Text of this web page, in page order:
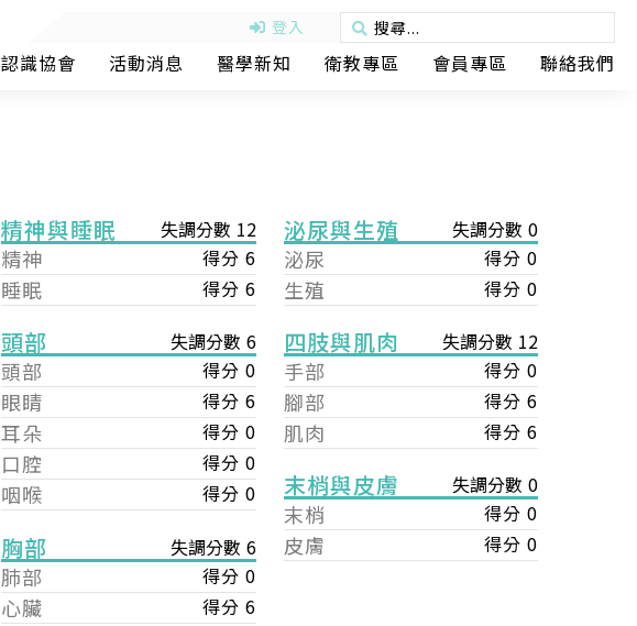
登入
認識協會 活動消息 醫學新知 衛教專區 會員專區 聯絡我們
精神與睡眠 失調分數 12
精神 得分 6
睡眠 得分 6
頭部 失調分數 6
頭部 得分 0
眼睛 得分 6
耳朵 得分 0
口腔 得分 0
咽喉 得分 0
胸部 失調分數 6
肺部 得分 0
心臟 得分 6
泌尿與生殖 失調分數 0
泌尿 得分 0
生殖 得分 0
四肢與肌肉 失調分數 12
手部 得分 0
腳部 得分 6
肌肉 得分 6
末梢與皮膚 失調分數 0
末梢 得分 0
皮膚 得分 0